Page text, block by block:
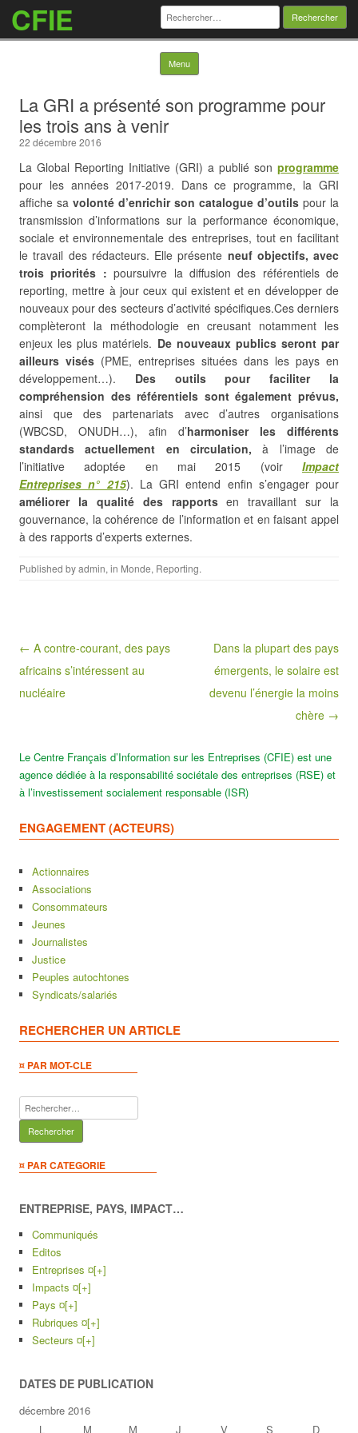
CFIE Rechercher :
Menu Skip to content
La GRI a présenté son programme pour
les trois ans à venir
22 décembre 2016
La Global Reporting Initiative (GRI) a publié son programme
pour les années 2017-2019. Dans ce programme, la GRI
affiche sa volonté d’enrichir son catalogue d’outils pour la
transmission d’informations sur la performance économique,
sociale et environnementale des entreprises, tout en facilitant
le travail des rédacteurs. Elle présente neuf objectifs, avec
trois priorités : poursuivre la diffusion des référentiels de
reporting, mettre à jour ceux qui existent et en développer de
nouveaux pour des secteurs d’activité spécifiques.Ces derniers
complèteront la méthodologie en creusant notamment les
enjeux les plus matériels. De nouveaux publics seront par
ailleurs visés (PME, entreprises situées dans les pays en
développement…). Des outils pour faciliter la
compréhension des référentiels sont également prévus,
ainsi que des partenariats avec d’autres organisations
(WBCSD, ONUDH…), afin d’harmoniser les différents
standards actuellement en circulation, à l’image de
l’initiative adoptée en mai 2015 (voir Impact
Entreprises n° 215). La GRI entend enfin s’engager pour
améliorer la qualité des rapportsen travaillant sur la
gouvernance, la cohérence de l’information et en faisant appel
à des rapports d’experts externes.
Published byadmin, in Monde, Reporting.
Post navigation
← A contre-courant, des pays
africains s’intéressent au
nucléaire
Dans la plupart des pays
émergents, le solaire est
devenu l’énergie la moins
chère →
Le Centre Français d’Information sur les Entreprises (CFIE) est une
agence dédiée à la responsabilité sociétale des entreprises (RSE) et
à l’investissement socialement responsable (ISR)
ENGAGEMENT (ACTEURS)
Actionnaires
Associations
Consommateurs
Jeunes
Journalistes
Justice
Peuples autochtones
Syndicats/salariés
RECHERCHER UN ARTICLE
¤ PAR MOT-CLE
Rechercher :
¤ PAR CATEGORIE
ENTREPRISE, PAYS, IMPACT…
Communiqués
Editos
Entreprises ¤[+]
Impacts ¤[+]
Pays ¤[+]
Rubriques ¤[+]
Secteurs ¤[+]
DATES DE PUBLICATION
décembre 2016
L
M M J V S D